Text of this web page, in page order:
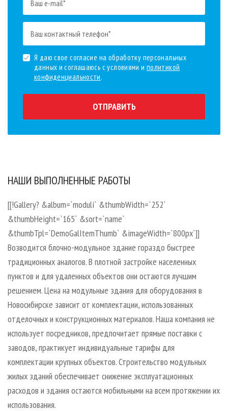
Я даю свое согласие на обработку персональных
данных и соглашаюсь с условиями и политикой
конфиденциальности.
ОТПРАВИТЬ
НАШИ ВЫПОЛНЕННЫЕ РАБОТЫ
[[!Gallery? &album=`moduli` &thumbWidth=`252`
&thumbHeight=`165` &sort=`name`
&thumbTpl=`DemoGalItemThumb` &imageWidth=`800px`]]
Возводится блочно-модульное здание гораздо быстрее
традиционных аналогов. В плотной застройке населенных
пунктов и для удаленных объектов они остаются лучшим
решением. Цена на модульные здания для оборудования в
Новосибирске зависит от комплектации, использованных
отделочных и конструкционных материалов. Наша компания не
использует посредников, предпочитает прямые поставки с
заводов, практикует индивидуальные тарифы для
комплектации крупных объектов. Строительство модульных
жилых зданий обеспечивает снижение эксплуатационных
расходов и здания остаются мобильными на всем протяжении их
использования.